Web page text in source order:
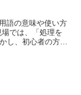
語の意味や使い方
では、「処理を
し、初心者の方は